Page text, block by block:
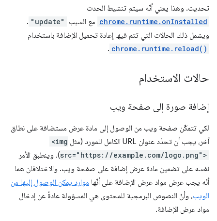
تحديث. وهذا يعني أنّه سيتم تنشيط الحدث
chrome.runtime.onInstalled مع السبب "update"
.
ويشمل ذلك الحالات التي تتم فيها إعادة تحميل الإضافة باستخدام
chrome.runtime.reload()
.
حالات الاستخدام
إضافة صورة إلى صفحة ويب
لكي تتمكّن صفحة ويب من الوصول إلى مادة عرض مستضافة على نطاق
آخر، يجب أن تحدّد عنوان URL الكامل للمورد (مثل
<img
src="https://example.com/logo.png">). وينطبق الأمر
نفسه على تضمين مادة عرض إضافة على صفحة ويب. والاختلافان هما
أنّه يجب عرض مواد عرض الإضافة على أنّها موارد يمكن الوصول إليها من
الويب، وأنّ النصوص البرمجية للمحتوى هي المسؤولة عادةً عن إدخال
مواد عرض الإضافة.